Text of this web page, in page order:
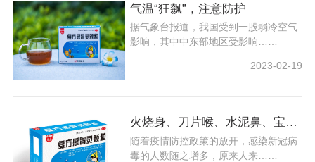
气温“狂飙”，注意防护
据气象台报道，我国受到一股弱冷空气
影响，其中中东部地区受影响……
2023-02-19
火烧身、刀片喉、水泥鼻、宝鹃嗓......你经历了哪些？如何用药
随着疫情防控政策的放开，感染新冠病
毒的人数随之增多，原来人来……